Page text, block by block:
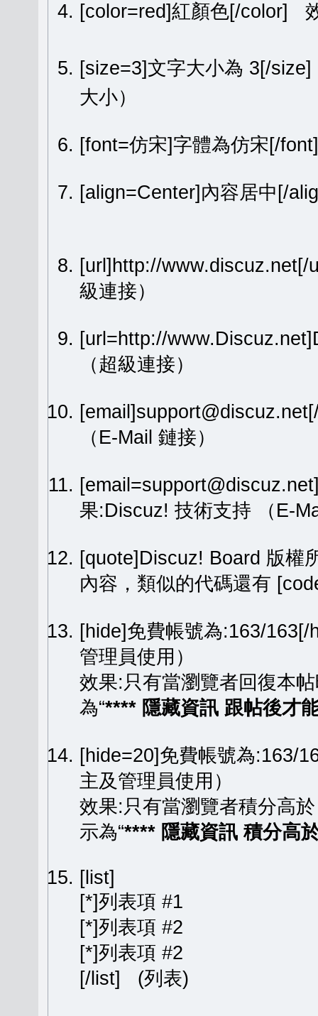
[color=red]紅顏色[/color]
[size=3]文字大小為 3[/
大小）
[font=仿宋]字體為仿宋[/
[align=Center]內容居中[/
[url]http://
級連接）
[url=http://
（超級連接）
（E-Mail 鏈接）
果:Discuz! 技術支持 （E-
[quote]Discuz! Board 版
內容，類似的代碼還有
[hide]免費帳號為:163/
管理員使用）
效果:只有當瀏覽者回復本
為“**** 隱藏資訊 跟帖後才
[hide=20]免費帳號為:163/
主及管理員使用）
效果:只有當瀏覽者積分高
示為“**** 隱藏資訊 積分高
[list]
[*]列表項 #1
[*]列表項 #2
[*]列表項 #2
[/list] (列表)